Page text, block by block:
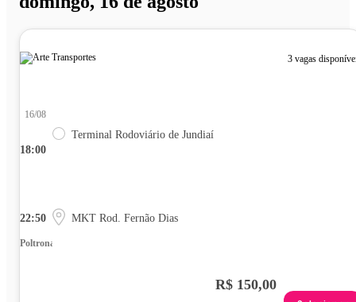
3 vagas
18:00
16/08
Terminal Rodoviário de Jundiaí
22:50 MKT Rod. Fernão Dias
Poltrona
R$ 150,00